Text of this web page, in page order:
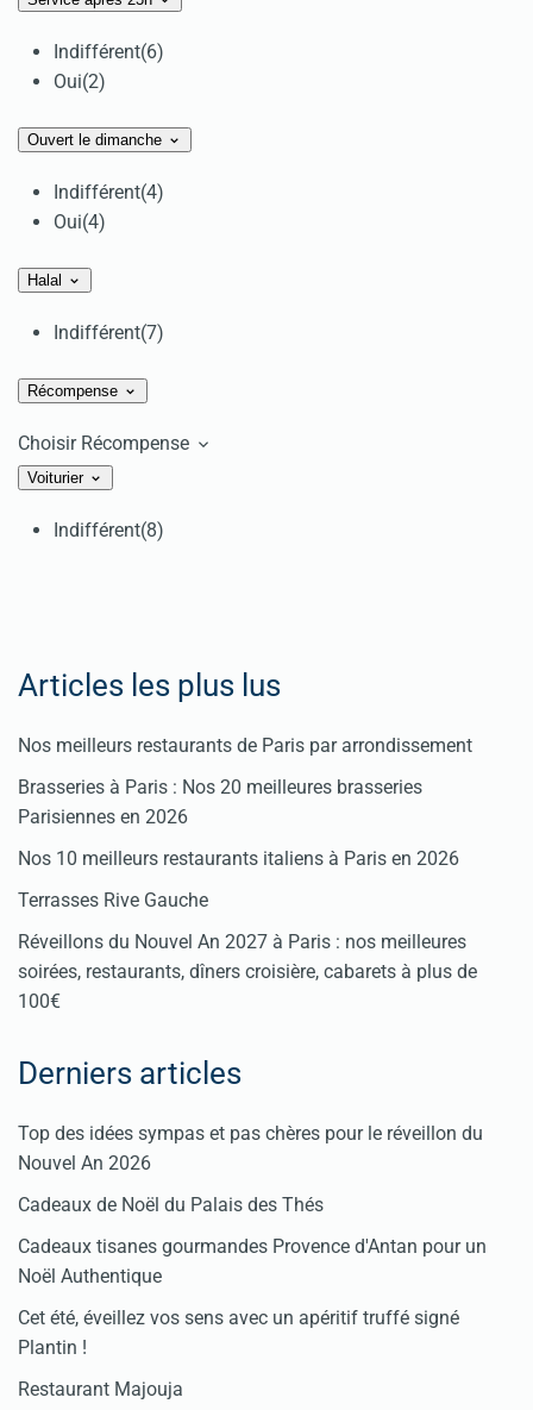
Indifférent(6)
Oui(2)
Ouvert le dimanche
Indifférent(4)
Oui(4)
Halal
Indifférent(7)
Récompense
Choisir Récompense
Voiturier
Indifférent(8)
Articles les plus lus
Nos meilleurs restaurants de Paris par arrondissement
Brasseries à Paris : Nos 20 meilleures brasseries
Parisiennes en 2026
Nos 10 meilleurs restaurants italiens à Paris en 2026
Terrasses Rive Gauche
Réveillons du Nouvel An 2027 à Paris : nos meilleures
soirées, restaurants, dîners croisière, cabarets à plus de
100€
Derniers articles
Top des idées sympas et pas chères pour le réveillon du
Nouvel An 2026
Cadeaux de Noël du Palais des Thés
Cadeaux tisanes gourmandes Provence d'Antan pour un
Noël Authentique
Cet été, éveillez vos sens avec un apéritif truffé signé
Plantin !
Restaurant Majouja